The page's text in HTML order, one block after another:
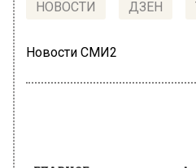
НОВОСТИ ДЗЕН
Новости СМИ2